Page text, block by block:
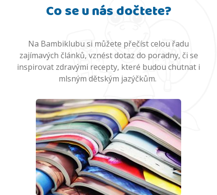
Co se u nás dočtete?
Na Bambiklubu si můžete přečíst celou řadu
zajímavých článků, vznést dotaz do poradny, či se
inspirovat zdravými recepty, které budou chutnat i
mlsným dětským jazýčkům.